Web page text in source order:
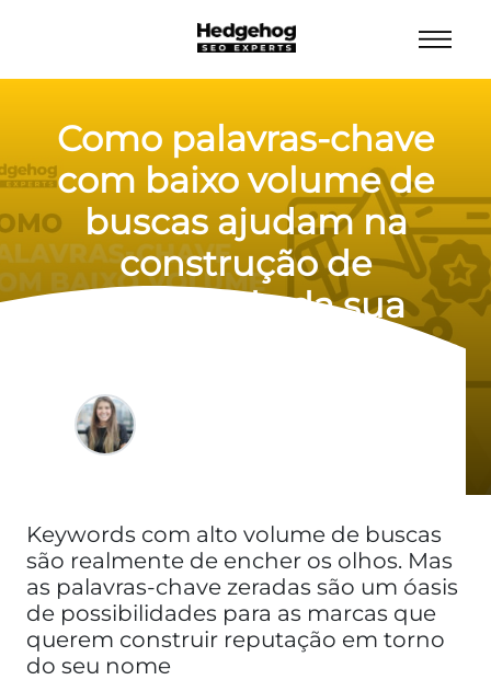
Como palavras-chave
com baixo volume de
buscas ajudam na
construção de
autoridade da sua
Keywords com alto volume de buscas
são realmente de encher os olhos. Mas
as palavras-chave zeradas são um óasis
de possibilidades para as marcas que
querem construir reputação em torno
do seu nome